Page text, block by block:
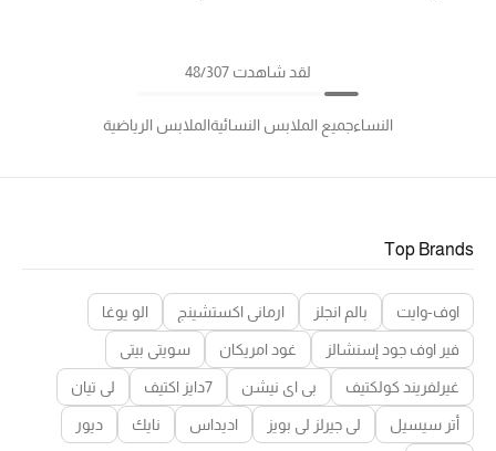
لقد شاهدت 48/307
النساءجميع الملابس النسائيةالملابس الرياضية
Top Brands
اوف-وايت بالم انجلز ارماني اكستشينج الو يوغا
فير اوف جود إسنشالز غود امريكان سويتي بيتي
غيرلفريند كولكتيف بي اي نيشن 7دايز اكتيف لي تيان
أتر سيسيل لي جيرلز لي بويز اديداس نايك ديور